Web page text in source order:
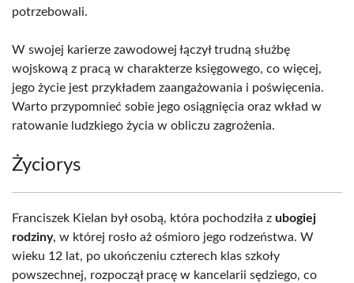
potrzebowali.
W swojej karierze zawodowej łączył trudną służbę
wojskową z pracą w charakterze księgowego, co więcej,
jego życie jest przykładem zaangażowania i poświęcenia.
Warto przypomnieć sobie jego osiągnięcia oraz wkład w
ratowanie ludzkiego życia w obliczu zagrożenia.
Życiorys
Franciszek Kielan był osobą, która pochodziła z ubogiej
rodziny, w której rosło aż ośmioro jego rodzeństwa. W
wieku 12 lat, po ukończeniu czterech klas szkoły
powszechnej, rozpoczął pracę w kancelarii sędziego, co